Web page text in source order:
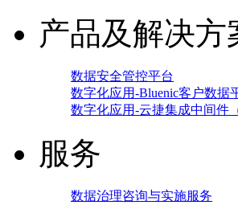
产品及解决方
数据安全管控平台
数字化应用-Bluenic客户数据
数字化应用-云捷集成中间件
服务
数据治理咨询与实施服务